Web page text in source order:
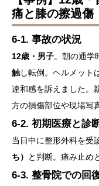
痛と膝の擦過傷
6-1. 事故の状況
12歳・男子。朝の通学
触し転倒。ヘルメット
違和感を訴えました。
方の損傷部位や現場写
6-2. 初期医療と診
当日中に整形外科を受
ち）
と判断。痛み止め
6-3. 整骨院での回